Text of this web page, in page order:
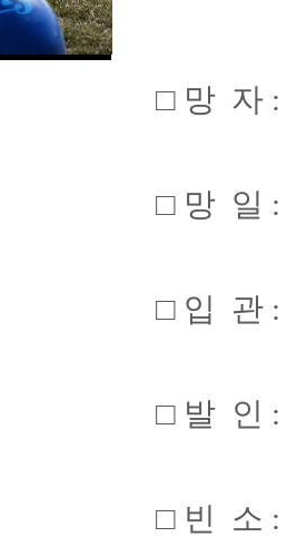
□ 망 자 :
□ 망 일 :
□ 입 관 :
□ 발 인 :
□ 빈 소 :